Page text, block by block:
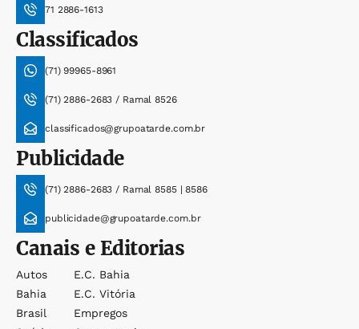
71 2886-1613
Classificados
(71) 99965-8961
(71) 2886-2683 / Ramal 8526
classificados@grupoatarde.com.br
Publicidade
(71) 2886-2683 / Ramal 8585 | 8586
publicidade@grupoatarde.com.br
Canais e Editorias
Autos
Bahia
Brasil
E.c. Bahia
E.c. Vitória
Empregos